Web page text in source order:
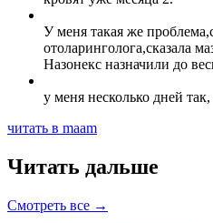
У меня такая же
отоларинголога,сказала
Назонекс назначили до
у меня несколько дней
читать в maam
Читать дальше
Смотреть все →